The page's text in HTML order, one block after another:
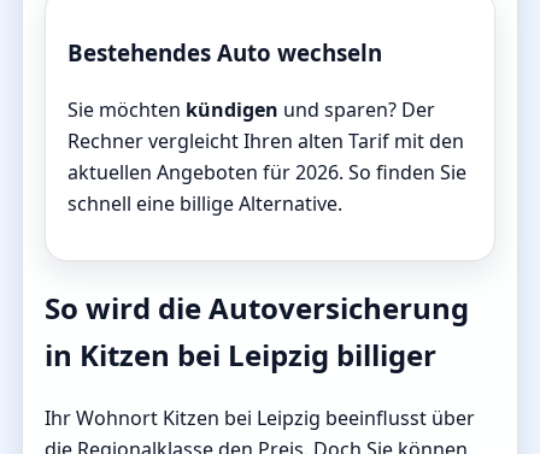
Bestehendes Auto wechseln
Sie möchten kündigen und sparen? Der
Rechner vergleicht Ihren alten Tarif mit den
aktuellen Angeboten für 2026. So finden Sie
schnell eine billige Alternative.
So wird die Autoversicherung
in Kitzen bei Leipzig billiger
Ihr Wohnort Kitzen bei Leipzig beeinflusst über